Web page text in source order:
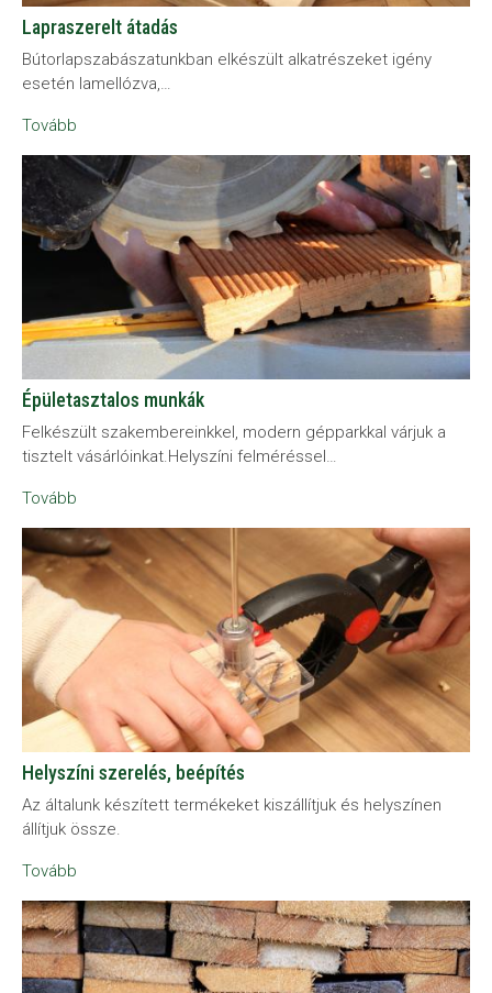
Lapraszerelt átadás
Bútorlapszabászatunkban elkészült alkatrészeket igény
esetén lamellózva,…
Tovább
Épületasztalos munkák
Felkészült szakembereinkkel, modern gépparkkal várjuk a
tisztelt vásárlóinkat.Helyszíni felméréssel…
Tovább
Helyszíni szerelés, beépítés
Az általunk készített termékeket kiszállítjuk és helyszínen
állítjuk össze.
Tovább